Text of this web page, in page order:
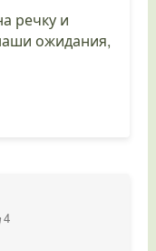
речку и
ожидания,
4